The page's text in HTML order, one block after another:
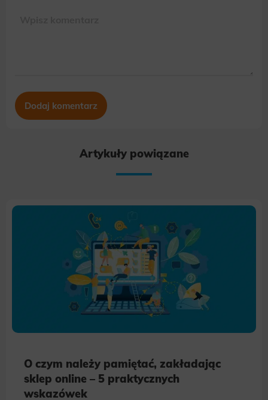
Artykuły powiązane
O czym należy pamiętać, zakładając
sklep online – 5 praktycznych
wskazówek